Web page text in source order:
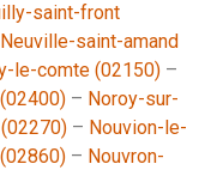
saint-front
Neuville-saint-amand
le-comte (02150) –
– Noroy-sur-
– Nouvion-le-
– Nouvron-